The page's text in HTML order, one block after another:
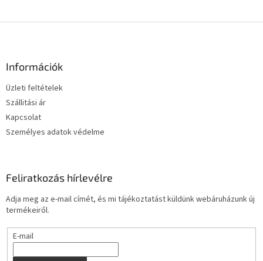
Információk
Üzleti feltételek
Szállitási ár
Kapcsolat
Személyes adatok védelme
Feliratkozás hírlevélre
Adja meg az e-mail címét, és mi tájékoztatást küldünk webáruházunk új
termékeiről.
E-mail